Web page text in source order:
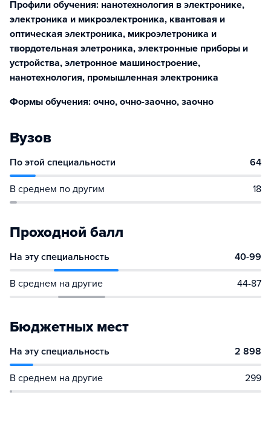
Профили обучения: нанотехнология в электронике,
электроника и микроэлектроника, квантовая и
оптическая электроника, микроэлетроника и
твордотельная элетроника, электронные приборы и
устройства, элетронное машиностроение,
нанотехнология, промышленная электроника
Формы обучения: очно, очно-заочно, заочно
Вузов
По этой специальности 64
В среднем по другим 18
Проходной балл
На эту специальность 40-99
В среднем на другие 44-87
Бюджетных мест
На эту специальность 2 898
В среднем на другие 299